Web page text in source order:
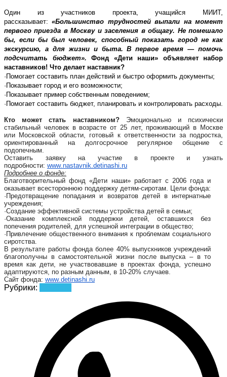
Один из участников проекта, учащийся МИИТ,
рассказывает:«Большинство трудностей выпали на момент
первого приезда в Москву и заселения в общагу. Не помешало
бы, если бы был человек, способный показать город не как
экскурсию, а для жизни и быта. В первое время — помочь
подсчитать бюджет». Фонд «Дети наши» объявляет набор
наставников! Что делает наставник?
·Помогает составить план действий и быстро оформить документы;
·Показывает город и его возможности;
·Показывает пример собственным поведением;
·Помогает составить бюджет, планировать и контролировать расходы.
Кто может стать наставником?Эмоционально и психически
стабильный человек в возрасте от 25 лет, проживающий в Москве
или Московской области, готовый к ответственности за подростка,
ориентированный на долгосрочное регулярное общение с
подопечным.
Оставить заявку на участие в проекте и узнать
подробности: www.nastavnik.detinashi.ru
Подробнее о фонде:
Благотворительный фонд «Дети наши» работает с 2006 года и
оказывает всестороннюю поддержку детям-сиротам. Цели фонда:
· Предотвращение попадания и возвратов детей в интернатные
учреждения;
·Создание эффективной системы устройства детей в семьи;
·Оказание комплексной поддержки детей, оставшихся без
попечения родителей, для успешной интеграции в общество;
· Привлечение общественного внимания к проблемам социального
сиротства.
В результате работы фонда более 40% выпускников учреждений
благополучны в самостоятельной жизни после выпуска – в то
время как дети, не участвовавшие в проектах фонда, успешно
адаптируются, по разным данным, в 10-20% случаев.
Сайт фонда: www.detinashi.ru
Рубрики: